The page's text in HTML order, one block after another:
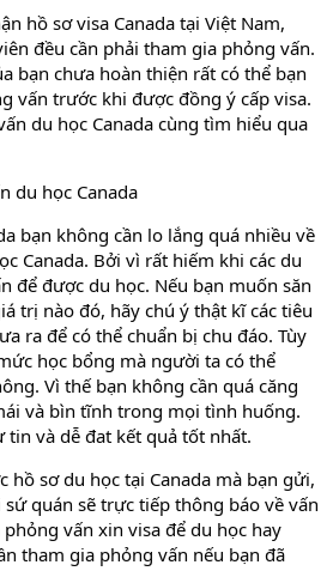
hồ sơ visa Canada tại Việt Nam,
đều cần phải tham gia phỏng vấn.
bạn chưa hoàn thiện rất có thể bạn
vấn trước khi được đồng ý cấp visa.
du học Canada cùng tìm hiểu qua
du học Canada
bạn không cần lo lắng quá nhiều về
Canada. Bởi vì rất hiếm khi các du
để được du học. Nếu bạn muốn săn
trị nào đó, hãy chú ý thật kĩ các tiêu
ra để có thể chuẩn bị chu đáo. Tùy
học bổng mà người ta có thể
Vì thế bạn không cần quá căng
và bìn tĩnh trong mọi tình huống.
và dễ đat kết quả tốt nhất.
hồ sơ du học tại Canada mà bạn gửi,
quán sẽ trực tiếp thông báo về vấn
vấn xin visa để du học hay
tham gia phỏng vấn nếu bạn đã